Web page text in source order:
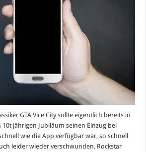
GTA Vice City sollte eigentlich bereits in
jährigen Jubiläum seinen Einzug bei
wie die App verfügbar war, so schnell
leider wieder verschwunden. Rockstar